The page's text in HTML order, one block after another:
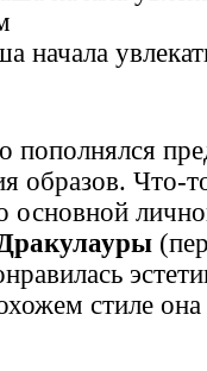
пополнялся
образов. Что-
основной
стиле она